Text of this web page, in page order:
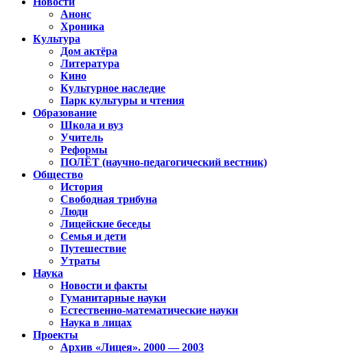
Анонс
Хроника
Культура
Дом актёра
Литература
Кино
Культурное наследие
Парк культуры и чтения
Образование
Школа и вуз
Учитель
Реформы
ПОЛЁТ (научно-педагогический вестник)
Общество
История
Свободная трибуна
Люди
Лицейские беседы
Семья и дети
Путешествие
Утраты
Наука
Новости и факты
Гуманитарные науки
Естественно-математические науки
Наука в лицах
Проекты
Архив «Лицея». 2000 — 2003